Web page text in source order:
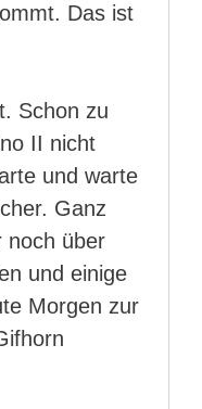
Das ist
Schon zu
II nicht
und warte
Ganz
noch über
und einige
Morgen zur